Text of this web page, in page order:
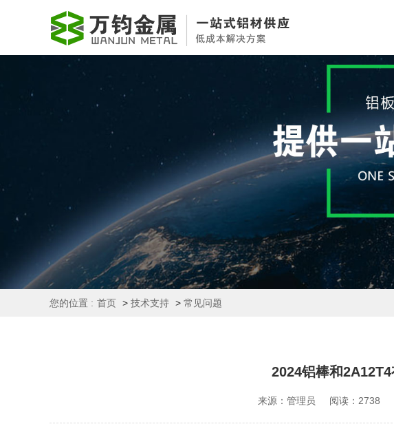
您的位置 : 首页 > 技术支持 > 常见问题
2024铝棒和2A12T4
来源：管理员 阅读：2738